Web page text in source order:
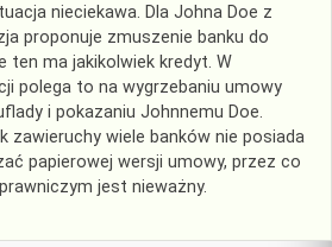
nieciekawa. Dla Johna Doe z
proponuje zmuszenie banku do
ten ma jakikolwiek kredyt. W
polega to na wygrzebaniu umowy
i pokazaniu Johnnemu Doe.
zawieruchy wiele banków nie posiada
papierowej wersji umowy, przez co
jest nieważny.